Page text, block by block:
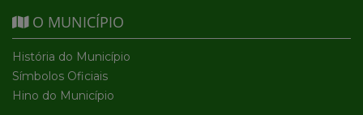
O MUNICÍPIO
História do Município
Símbolos Oficiais
Hino do Município